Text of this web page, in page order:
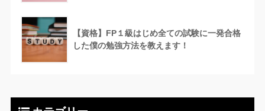
【資格】FP１級はじめ全ての試験に一発合格
した僕の勉強方法を教えます！